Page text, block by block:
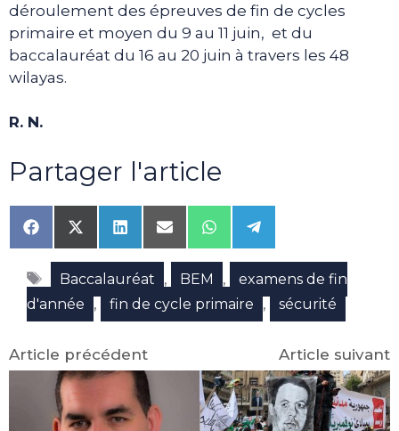
déroulement des épreuves de fin de cycles
primaire et moyen du 9 au 11 juin, et du
baccalauréat du 16 au 20 juin à travers les 48
wilayas.
R. N.
Partager l'article
Share
on
Facebook
Share
on
X
(Twitter)
Share
on
LinkedIn
Share
on
Email
Share
on
WhatsApp
Share
on
Telegram
Étiquettes
Baccalauréat , BEM ,
examens de fin
d'année
, fin de cycle primaire , sécurité
Article précédent Article suivant